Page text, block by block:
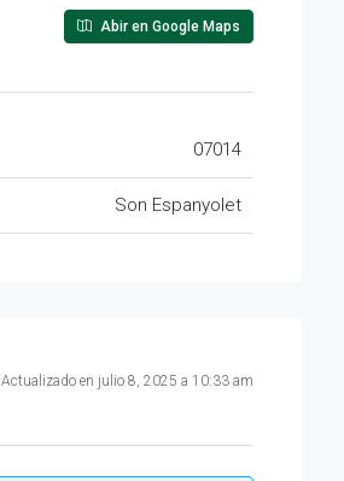
Abir en Google Maps
07014
Son Espanyolet
Actualizado en julio 8, 2025 a 10:33 am